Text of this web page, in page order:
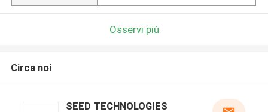
Osservi più
Circa noi
SEED TECHNOLOGIES